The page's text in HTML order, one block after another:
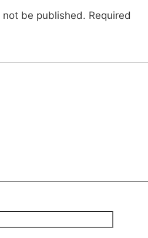
be published. Required